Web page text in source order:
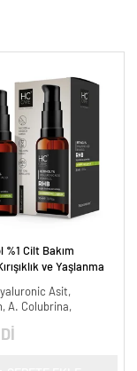
%1 Cilt Bakım
ve Yaşlanma
Asit,
A. Colubrina,